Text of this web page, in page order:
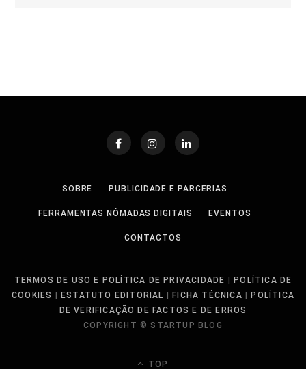
SOBRE PUBLICIDADE E PARCERIAS
FERRAMENTAS NÓMADAS DIGITAIS EVENTOS
CONTACTOS
TERMOS DE USO E POLÍTICA DE PRIVACIDADE |POLÍTICA DE
COOKIES | ESTATUTO EDITORIAL |FICHA TÉCNICA |POLÍTICA
DE VERIFICAÇÃO DE FACTOS E DE ERROS
COPYRIGHT © STARTUP BLOG
TOP